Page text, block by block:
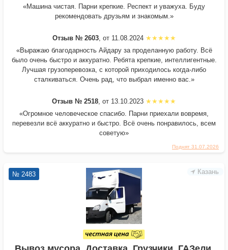
Поднят 31.07.2026
«Машина чистая. Парни крепкие. Респект и уважуха. Буду
рекомендовать друзьям и знакомым.»
Отзыв № 2603, от 11.08.2024
«Выражаю благодарность Айдару за проделанную работу. Всё
было очень быстро и аккуратно. Ребята крепкие, интеллигентные.
Лучшая грузоперевозка, с которой приходилось когда-либо
сталкиваться. Очень рад, что выбрал именно вас.»
Отзыв № 2518 , от 13.10.2023
«Огромное человеческое спасибо. Парни приехали вовремя,
перевезли всё аккуратно и быстро. Всё очень понравилось, всем
советую»
Казань
№ 2483